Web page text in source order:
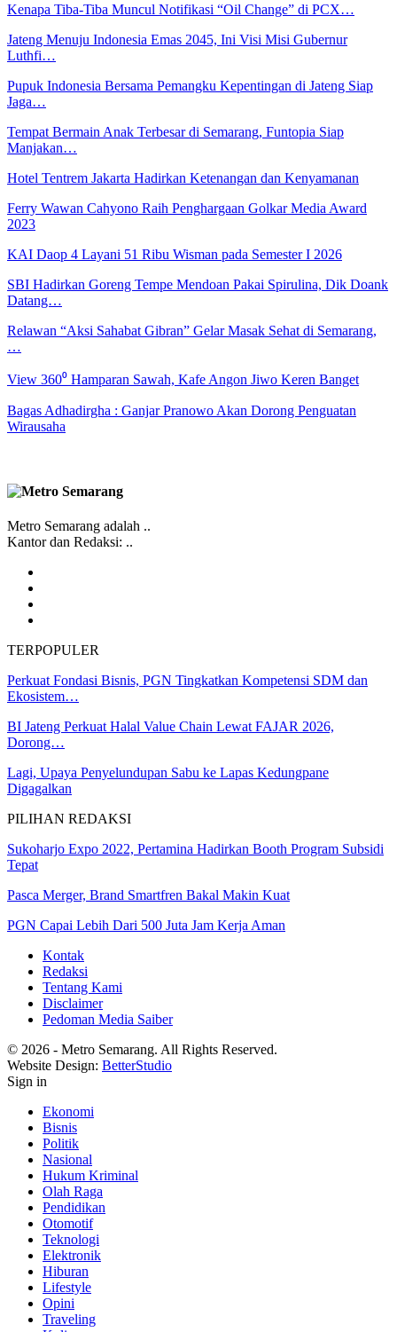
Kenapa Tiba-Tiba Muncul Notifikasi “Oil Change” di PCX…
Jateng Menuju Indonesia Emas 2045, Ini Visi Misi Gubernur
Luthfi…
Pupuk Indonesia Bersama Pemangku Kepentingan di Jateng Siap
Jaga…
Tempat Bermain Anak Terbesar di Semarang, Funtopia Siap
Manjakan…
Hotel Tentrem Jakarta Hadirkan Ketenangan dan Kenyamanan
Ferry Wawan Cahyono Raih Penghargaan Golkar Media Award
2023
KAI Daop 4 Layani 51 Ribu Wisman pada Semester I 2026
SBI Hadirkan Goreng Tempe Mendoan Pakai Spirulina, Dik Doank
Datang…
Relawan “Aksi Sahabat Gibran” Gelar Masak Sehat di Semarang,
…
View 360⁰ Hamparan Sawah, Kafe Angon Jiwo Keren Banget
Bagas Adhadirgha : Ganjar Pranowo Akan Dorong Penguatan
Wirausaha
Metro Semarang adalah ..
Kantor dan Redaksi: ..
TERPOPULER
Perkuat Fondasi Bisnis, PGN Tingkatkan Kompetensi SDM dan
Ekosistem…
BI Jateng Perkuat Halal Value Chain Lewat FAJAR 2026,
Dorong…
Lagi, Upaya Penyelundupan Sabu ke Lapas Kedungpane
Digagalkan
PILIHAN REDAKSI
Sukoharjo Expo 2022, Pertamina Hadirkan Booth Program Subsidi
Tepat
Pasca Merger, Brand Smartfren Bakal Makin Kuat
PGN Capai Lebih Dari 500 Juta Jam Kerja Aman
Kontak
Redaksi
Tentang Kami
Disclaimer
Pedoman Media Saiber
© 2026 - Metro Semarang. All Rights Reserved.
Website Design: BetterStudio
Sign in
Ekonomi
Bisnis
Politik
Nasional
Hukum Kriminal
Olah Raga
Pendidikan
Otomotif
Teknologi
Elektronik
Hiburan
Lifestyle
Opini
Traveling